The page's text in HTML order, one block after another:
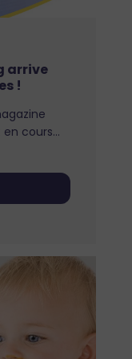
arrive
!
cours…